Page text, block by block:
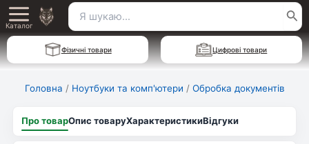
Перейти
до
вмісту
Main
Menu
Каталог
Пошук
для:
Фізичні товари Цифрові товари
Головна / Ноутбуки та комп'ютери / Обробка документів
Про товарОпис товаруХарактеристикиВідгуки